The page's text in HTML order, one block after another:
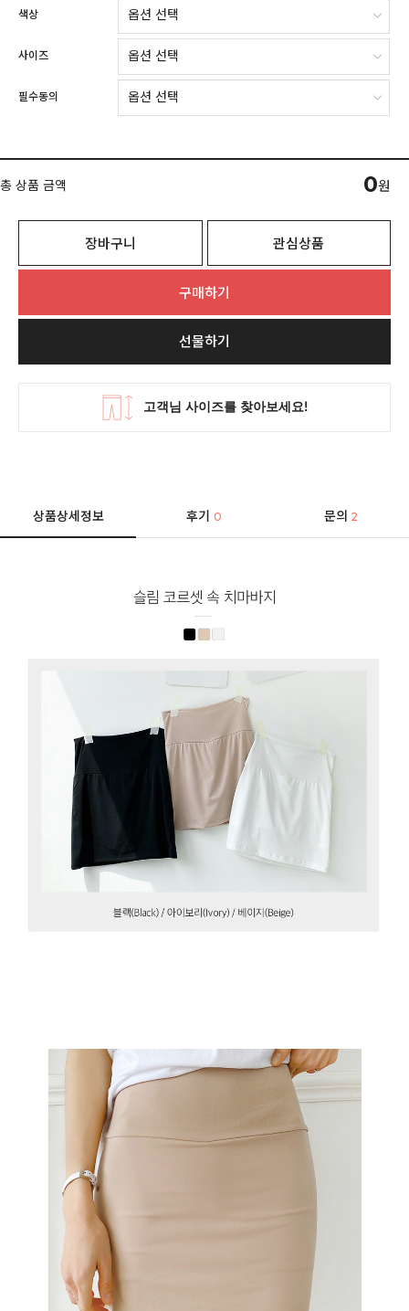
색상
사이즈
필수동의
총 상품 금액 0원
장바구니 관심상품
구매하기
선물하기
상품상세정보 후기0 문의 2